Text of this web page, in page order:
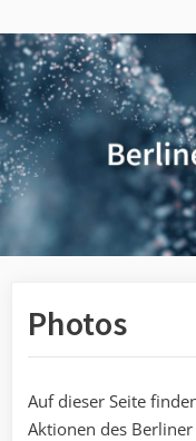
to
content
Photos
Auf dieser Seite
Aktionen des